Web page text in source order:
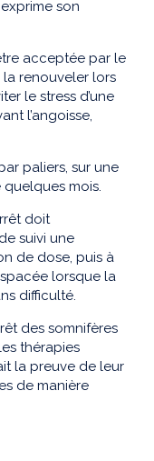
son
acceptée par le
renouveler lors
le stress d’une
l’angoisse,
paliers, sur une
mois.
doit
suivi une
de dose, puis à
lorsque la
difficulté.
des somnifères
thérapies
la preuve de leur
de manière